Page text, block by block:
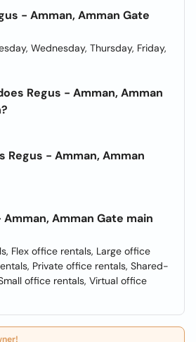
- Amman, Amman Gate
Wednesday, Thursday, Friday,
Regus - Amman, Amman
Regus - Amman, Amman
Amman Gate main
Flex office rentals, Large office
Private office rentals, Shared-
office rentals, Virtual office